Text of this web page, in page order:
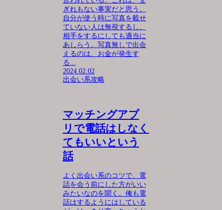
ぎれもない事実だと思う。
自分が使う時に写真を載せ
ていない人は無視するし、
相手をするにしても適当に
あしらう。写真無しで出会
えるのは、お金が発生す
る...
2024.02.02
出会い系攻略
マッチングアプ
リで電話はしなく
てもいいという
話
よく出会い系のコツで、電
話を会う前にした方がいい
みたいなのを聞く。俺も電
話はするようにはしている